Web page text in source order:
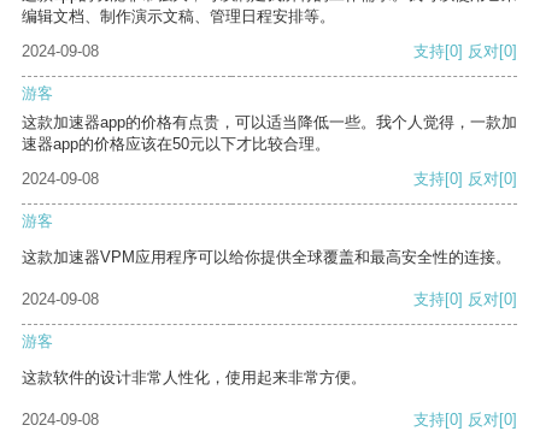
编辑文档、制作演示文稿、管理日程安排等。
2024-09-08
支持[0] 反对[0]
游客
这款加速器app的价格有点贵，可以适当降低一些。我个人觉得，一款加
速器app的价格应该在50元以下才比较合理。
2024-09-08
支持[0] 反对[0]
游客
这款加速器VPM应用程序可以给你提供全球覆盖和最高安全性的连接。
2024-09-08 支持[0] 反对[0]
游客
这款软件的设计非常人性化，使用起来非常方便。
2024-09-08 支持[0] 反对[0]